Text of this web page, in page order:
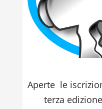
Aperte le
terza